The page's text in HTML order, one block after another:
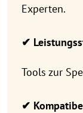
Experten.
✔
Tools zur
✔